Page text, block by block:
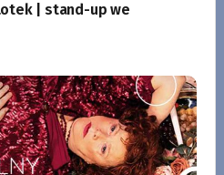
| stand-up we